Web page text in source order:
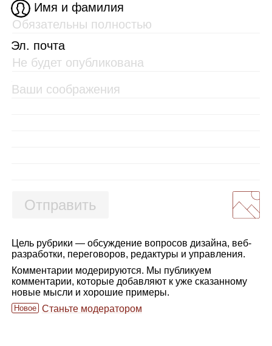
Имя и фамилия
Эл. почта
Отправить
Цель рубрики — обсуждение вопросов дизайна, веб-
разработки, переговоров, редактуры и управления.
Комментарии модерируются. Мы публикуем
комментарии, которые добавляют к уже сказанному
новые мысли и хорошие примеры.
Новое Станьте модератором